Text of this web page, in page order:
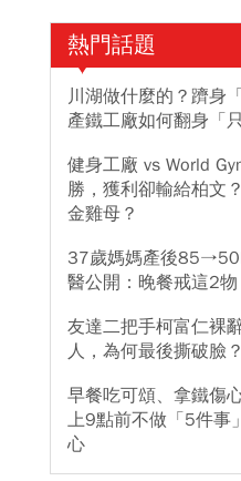
熱門話題
川湖做什麼的？躋身
產鐵工廠如何翻身「
健身工廠 vs World
勝，獲利卻輸給柏文
金雞母？
37歲媽媽產後
醫公開：晚餐戒這2
友達二把手柯富仁裸
人，為何最後撕破臉
早餐吃可頌、拿鐵傷
上9點前不做「5件事
心